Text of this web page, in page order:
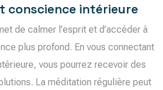
conscience intérieure
de calmer l’esprit et d’accéder à
plus profond. En vous connectant
vous pourrez recevoir des
La méditation régulière peut